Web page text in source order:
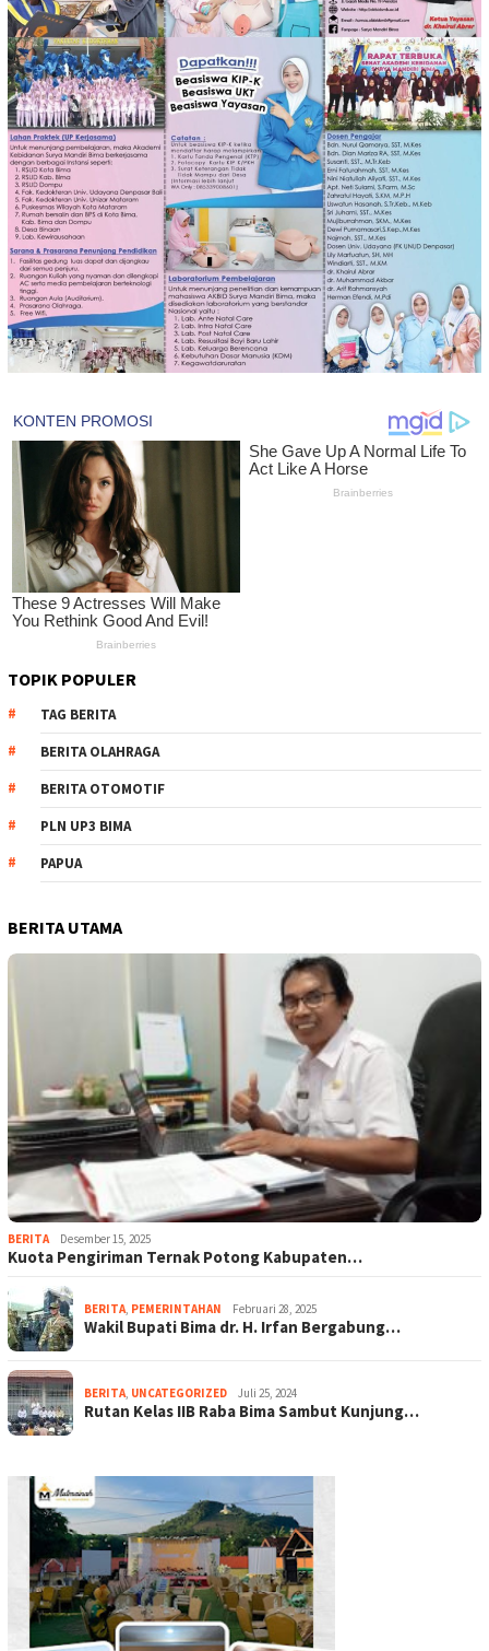
TOPIK POPULER
TAG BERITA
BERITA OLAHRAGA
BERITA OTOMOTIF
PLN UP3 BIMA
PAPUA
BERITA UTAMA
BERITA Desember 15, 2025
Kuota Pengiriman Ternak Potong Kabupaten…
BERITA, PEMERINTAHAN Februari 28, 2025
Wakil Bupati Bima dr. H. Irfan Bergabung…
BERITA, UNCATEGORIZED Juli 25, 2024
Rutan Kelas IIB Raba Bima Sambut Kunjung…